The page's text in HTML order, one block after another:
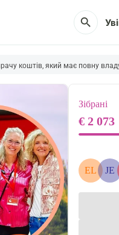
search
коштів, який має повну
Зібрані
€ 2 073
EL JE